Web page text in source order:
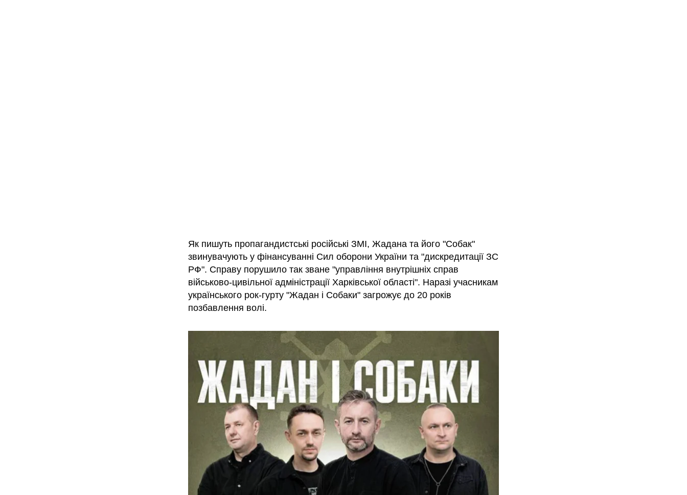
Як пишуть пропагандистські російські ЗМІ, Жадана та його "Собак"
звинувачують у фінансуванні Сил оборони України та "дискредитації ЗС
РФ". Справу порушило так зване "управління внутрішніх справ
військово-цивільної адміністрації Харківської області". Наразі учасникам
українського рок-гурту "Жадан і Собаки" загрожує до 20 років
позбавлення волі.